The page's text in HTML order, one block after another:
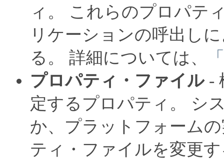
ィ。
これらのプロパテ
リケーションの呼出し
る。
詳細については、
プロパティ・ファイル-
定するプロパティ。
シ
か、プラットフォーム
ティ・ファイルを変更